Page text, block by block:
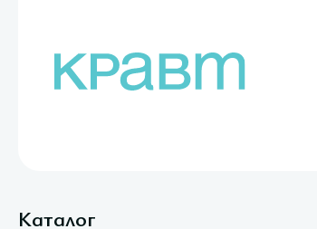
Каталог